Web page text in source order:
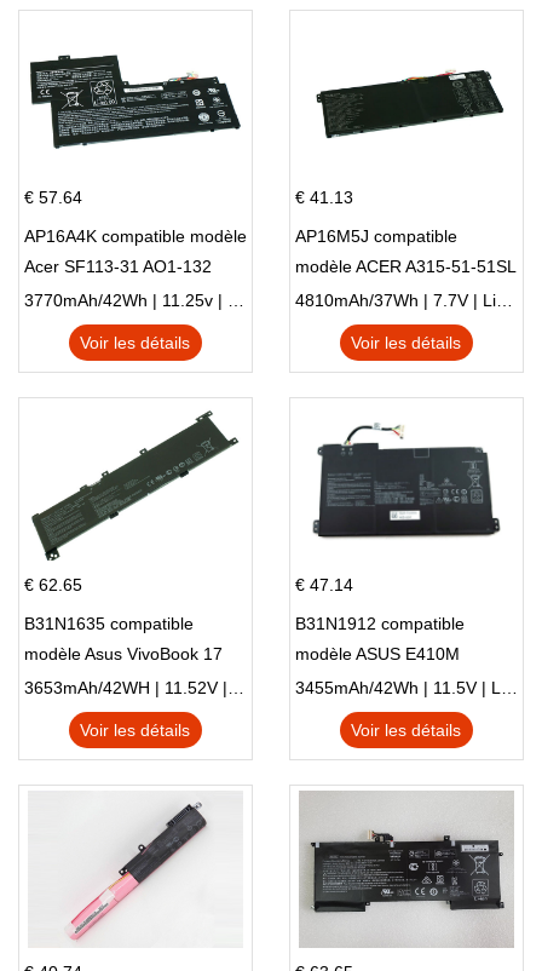
€ 57.64
AP16A4K compatible modèle
Acer SF113-31 AO1-132
NE132
3770mAh/42Wh | 11.25v | Li-ion ...
Voir les détails
€ 41.13
AP16M5J compatible
modèle ACER A315-51-51SL
N17Q1 SERIES
4810mAh/37Wh | 7.7V | Li-ion ...
Voir les détails
€ 62.65
B31N1635 compatible
modèle Asus VivoBook 17
X705NC X705UA X705UV
X705UN X705UD
3653mAh/42WH | 11.52V | Li-ion ...
Voir les détails
€ 47.14
B31N1912 compatible
modèle ASUS E410M
E410MA L410MA
3455mAh/42Wh | 11.5V | Li-ion ...
Voir les détails